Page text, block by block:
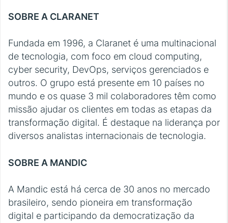
SOBRE A CLARANET
Fundada em 1996, a Claranet é uma multinacional
de tecnologia, com foco em cloud computing,
cyber security, DevOps, serviços gerenciados e
outros. O grupo está presente em 10 países no
mundo e os quase 3 mil colaboradores têm como
missão ajudar os clientes em todas as etapas da
transformação digital. É destaque na liderança por
diversos analistas internacionais de tecnologia.
SOBRE A MANDIC
A Mandic está há cerca de 30 anos no mercado
brasileiro, sendo pioneira em transformação
digital e participando da democratização da